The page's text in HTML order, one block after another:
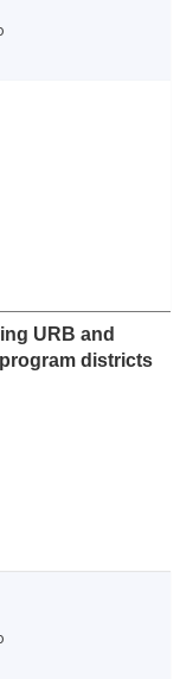
URB and
districts